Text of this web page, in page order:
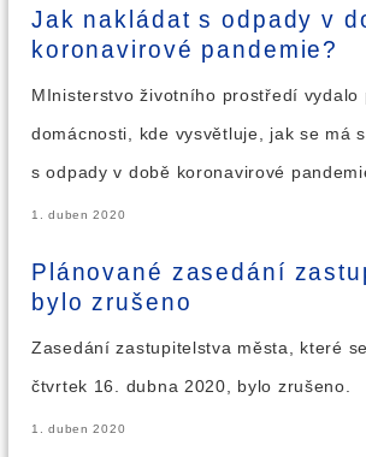
Jak nakládat s odpady v
koronavirové pandemie?
MInisterstvo životního prostředí vydalo
domácnosti, kde vysvětluje, jak se má
s odpady v době koronavirové
1. duben 2020
Plánované zasedání
bylo zrušeno
Zasedání zastupitelstva města, které
čtvrtek 16. dubna 2020, bylo zrušeno.
1. duben 2020